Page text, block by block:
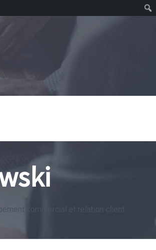
commercial et relation client